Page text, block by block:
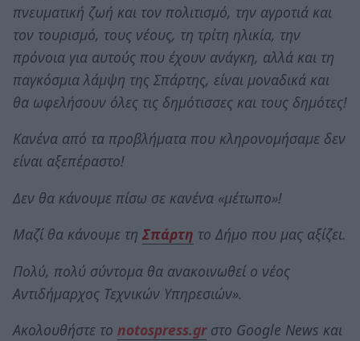
πνευματική ζωή και τον πολιτισμό, την αγροτιά και
τον τουρισμό, τους νέους, τη τρίτη ηλικία, την
πρόνοια για αυτούς που έχουν ανάγκη, αλλά και τη
παγκόσμια λάμψη της Σπάρτης, είναι μοναδικά και
θα ωφελήσουν όλες τις δημότισσες και τους δημότες!
Κανένα από τα προβλήματα που κληρονομήσαμε δεν
είναι αξεπέραστο!
Δεν θα κάνουμε πίσω σε κανένα «μέτωπο»!
Μαζί θα κάνουμε τη Σπάρτη το Δήμο που μας αξίζει.
Πολύ, πολύ σύντομα θα ανακοινωθεί ο νέος
Αντιδήμαρχος Τεχνικών Υπηρεσιών».
Ακολουθήστε το notospress.grστο Google News και